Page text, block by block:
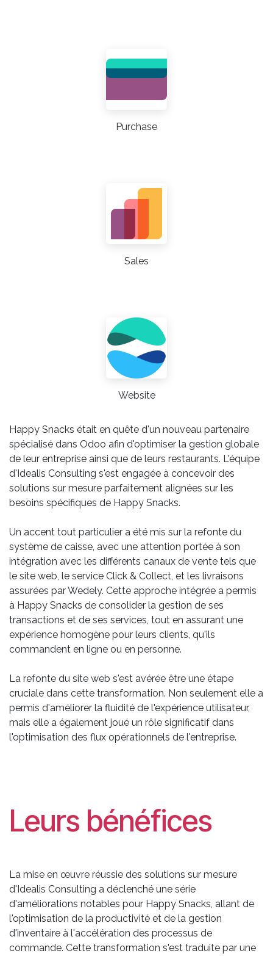
Purchase
Sales
Website
Happy Snacks était en quête d'un nouveau partenaire
spécialisé dans Odoo afin d'optimiser la gestion globale
de leur entreprise ainsi que de leurs restaurants. L'équipe
d'Idealis Consulting s'est engagée à concevoir des
solutions sur mesure parfaitement alignées sur les
besoins spécifiques de Happy Snacks.
Un accent tout particulier a été mis sur la refonte du
système de caisse, avec une attention portée à son
intégration avec les différents canaux de vente tels que
le site web, le service Click & Collect, et les livraisons
assurées par Wedely. Cette approche intégrée a permis
à Happy Snacks de consolider la gestion de ses
transactions et de ses services, tout en assurant une
expérience homogène pour leurs clients, qu'ils
commandent en ligne ou en personne.
La refonte du site web s'est avérée être une étape
cruciale dans cette transformation. Non seulement elle a
permis d'améliorer la fluidité de l'expérience utilisateur,
mais elle a également joué un rôle significatif dans
l'optimisation des flux opérationnels de l'entreprise.
Leurs bénéfices
La mise en œuvre réussie des solutions sur mesure
d'Idealis Consulting a déclenché une série
d'améliorations notables pour Happy Snacks, allant de
l'optimisation de la productivité et de la gestion
d'inventaire à l'accélération des processus de
commande. Cette transformation s'est traduite par une